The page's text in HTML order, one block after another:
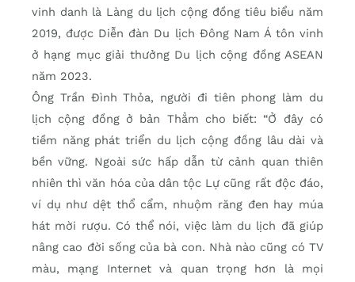
vinh danh là Làng du lịch cộng đồng tiêu biểu năm
2019, được Diễn đàn Du lịch Đông Nam Á tôn vinh
ở hạng mục giải thưởng Du lịch cộng đồng ASEAN
năm 2023.
Ông Trần Đình Thỏa, người đi tiên phong làm du
lịch cộng đồng ở bản Thẳm cho biết: “Ở đây có
tiềm năng phát triển du lịch cộng đồng lâu dài và
bền vững. Ngoài sức hấp dẫn từ cảnh quan thiên
nhiên thì văn hóa của dân tộc Lự cũng rất độc đáo,
ví dụ như dệt thổ cẩm, nhuộm răng đen hay múa
hát mời rượu. Có thể nói, việc làm du lịch đã giúp
nâng cao đời sống của bà con. Nhà nào cũng có TV
màu, mạng Internet và quan trọng hơn là mọi